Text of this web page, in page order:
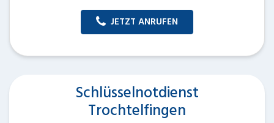
JETZT ANRUFEN
Schlüsselnotdienst
Trochtelfingen